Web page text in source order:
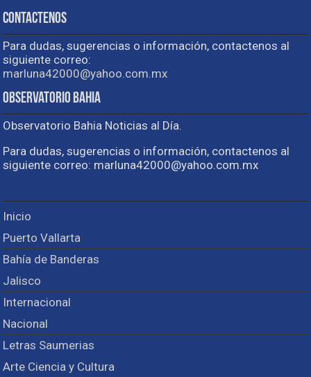
Contactenos
Para dudas, sugerencias o información, contactenos al
siguiente correo:
marluna42000@yahoo.com.mx
Observatorio Bahia
Observatorio Bahia Noticias al Día.
Para dudas, sugerencias o información, contactenos al
siguiente correo: marluna42000@yahoo.com.mx
Inicio
Puerto Vallarta
Bahía de Banderas
Jalisco
Internacional
Nacional
Letras Saumerias
Arte Ciencia y Cultura